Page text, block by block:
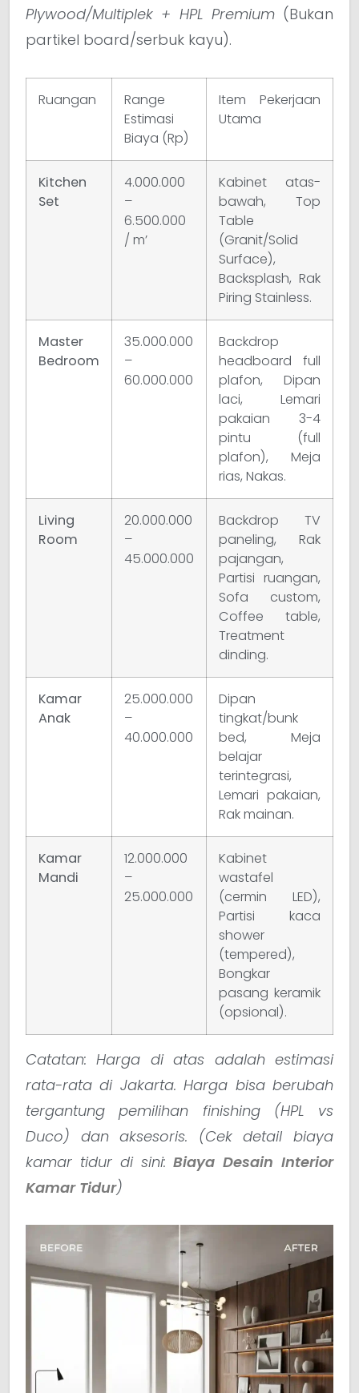
Plywood/Multiplek + HPL Premium(Bukan
partikel board/serbuk kayu).
Ruangan
Range
Estimasi
Biaya (Rp)
Item Pekerjaan
Utama
Kitchen
Set
4.000.000
–
6.500.000
/ m’
Kabinet atas-
bawah, Top
Table
(Granit/Solid
Surface),
Backsplash, Rak
Piring Stainless.
Master
Bedroom
35.000.000
–
60.000.000
Backdrop
headboard full
plafon, Dipan
laci, Lemari
pakaian 3-4
pintu (full
plafon), Meja
rias, Nakas.
Living
Room
20.000.000
–
45.000.000
Backdrop TV
paneling, Rak
pajangan,
Partisi ruangan,
Sofa custom,
Coffee table,
Treatment
dinding.
Kamar
Anak
25.000.000
–
40.000.000
Dipan
tingkat/bunk
bed, Meja
belajar
terintegrasi,
Lemari pakaian,
Rak mainan.
Kamar
Mandi
12.000.000
–
25.000.000
Kabinet
wastafel
(cermin LED),
Partisi kaca
shower
(tempered),
Bongkar
pasang keramik
(opsional).
Catatan: Harga di atas adalah estimasi
rata-rata di Jakarta. Harga bisa berubah
tergantung pemilihan finishing (HPL vs
Duco) dan aksesoris.
(Cek detail biaya
kamar tidur di sini:Biaya Desain Interior
Kamar Tidur)